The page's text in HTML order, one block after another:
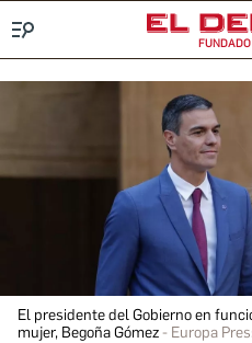
El presidente del Gobierno en
mujer, Begoña Gómez
Europa